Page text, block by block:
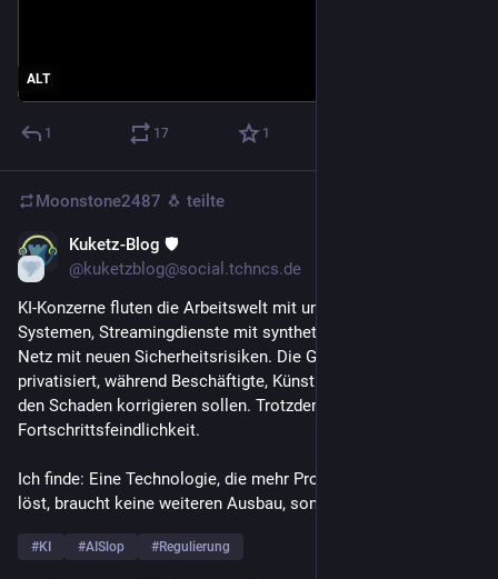
ALT
1 17 1
Moonstone2487 🐧 teilte
Kuketz-Blog 🛡
@kuketzblog@social.tchncs.de
KI-Konzerne fluten die Arbeitswelt mit unzuverlässigen
Systemen, Streamingdienste mit synthetischem Müll und das
Netz mit neuen Sicherheitsrisiken. Die Gewinne werden
privatisiert, während Beschäftigte, Künstler und Gesellschaft
den Schaden korrigieren sollen. Trotzdem gilt jede Kritik als
Fortschrittsfeindlichkeit.
Ich finde: Eine Technologie, die mehr Probleme erzeugt als
löst, braucht keine weiteren Ausbau, sondern harte Grenzen.
#KI #AISlop #Regulierung